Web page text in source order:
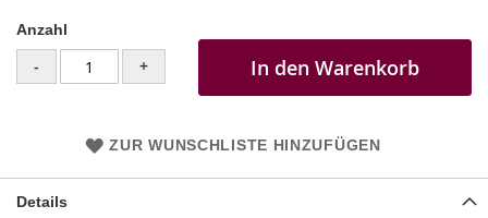
Anzahl
- + In den Warenkorb
ZUR WUNSCHLISTE HINZUFÜGEN
Details